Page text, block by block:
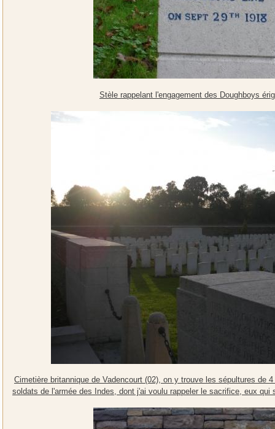
Stèle rappelant l'engagement des Doughboys
Cimetière britannique de Vadencourt (02), on y trouve les sépultures de
soldats de l'armée des Indes, dont j'ai voulu rappeler le sacrifice, eux